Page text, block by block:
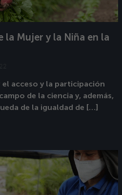
la Mujer y la Niña en la
acceso y la participación
de la ciencia y, además,
de la igualdad de […]